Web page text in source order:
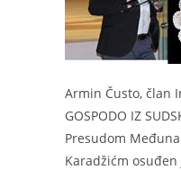
Armin Čusto, član
GOSPODO IZ
Presudom
Karadžićm